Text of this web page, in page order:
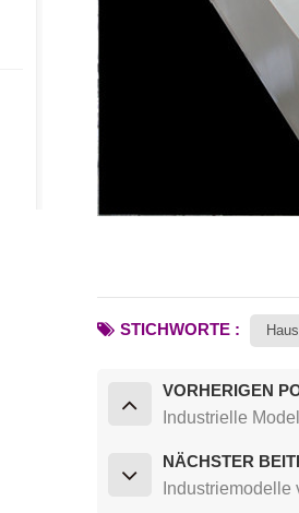
STICHWORTE :
VORHERIGEN
Industrielle
NÄCHSTER
Industriemodelle